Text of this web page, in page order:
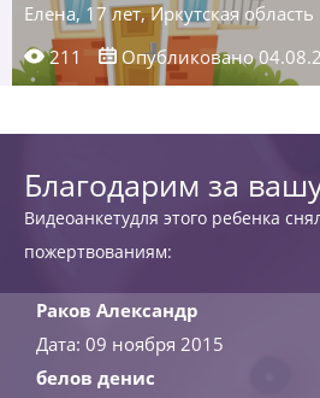
Елена, 17 лет, Иркутская область
211
Опубликовано
Благодарим за
Видеоанкетудля этого ребенка
пожертвованиям:
Раков Александр
Дата: 09 ноября 2015
белов денис